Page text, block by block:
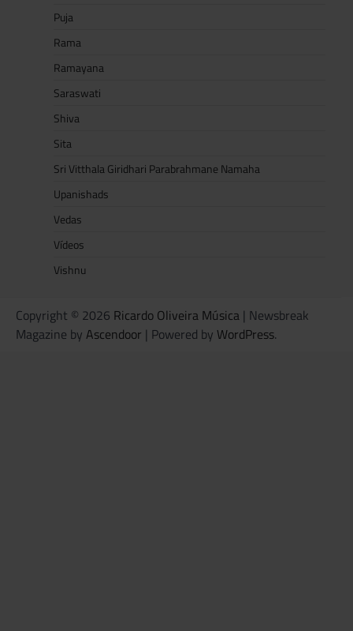
Puja
Rama
Ramayana
Saraswati
Shiva
Sita
Sri Vitthala Giridhari Parabrahmane Namaha
Upanishads
Vedas
Vídeos
Vishnu
Copyright © 2026 Ricardo Oliveira Música | Newsbreak
Magazine by Ascendoor | Powered by WordPress.